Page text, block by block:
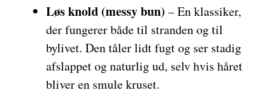
Løs knold (messy bun) – En klassiker,
der fungerer både til stranden og til
bylivet. Den tåler lidt fugt og ser stadig
afslappet og naturlig ud, selv hvis håret
bliver en smule kruset.